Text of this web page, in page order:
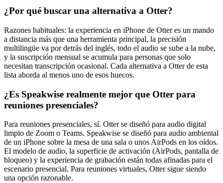
¿Por qué buscar una alternativa a Otter?
Razones habituales: la experiencia en iPhone de Otter es un mando
a distancia más que una herramienta principal, la precisión
multilingüe va por detrás del inglés, todo el audio se sube a la nube,
y la suscripción mensual se acumula para personas que solo
necesitan transcripción ocasional. Cada alternativa a Otter de esta
lista aborda al menos uno de esos huecos.
¿Es Speakwise realmente mejor que Otter para
reuniones presenciales?
Para reuniones presenciales, sí. Otter se diseñó para audio digital
limpio de Zoom o Teams. Speakwise se diseñó para audio ambiental
de un iPhone sobre la mesa de una sala o unos AirPods en los oídos.
El modelo de audio, la superficie de activación (AirPods, pantalla de
bloqueo) y la experiencia de grabación están todas afinadas para el
escenario presencial. Para reuniones virtuales, Otter sigue siendo
una opción razonable.